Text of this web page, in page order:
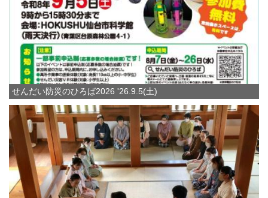
せんだい防災のひろば2026 '26.9.5(土)